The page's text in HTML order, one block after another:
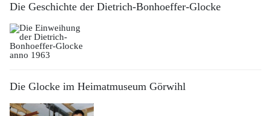
Die Geschichte der Dietrich-Bonhoeffer-Glocke
Die Glocke im Heimatmuseum Görwihl